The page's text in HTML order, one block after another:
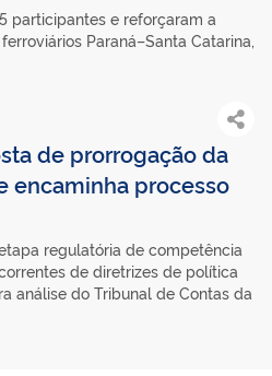
participantes e reforçaram a
Paraná–Santa Catarina,
de prorrogação da
encaminha processo
regulatória de competência
de diretrizes de política
análise do Tribunal de Contas da